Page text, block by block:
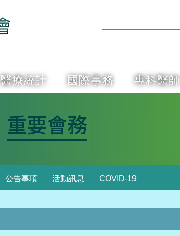
醫療統計 國際事務 專科醫師
重要會務
公告事項 活動訊息 COVID-19